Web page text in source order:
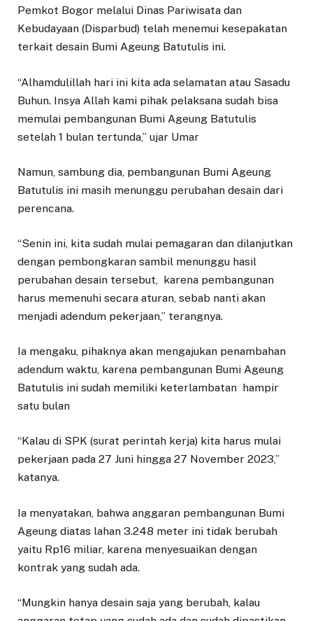
Pemkot Bogor melalui Dinas Pariwisata dan
Kebudayaan (Disparbud) telah menemui kesepakatan
terkait desain Bumi Ageung Batutulis ini.
“Alhamdulillah hari ini kita ada selamatan atau Sasadu
Buhun. Insya Allah kami pihak pelaksana sudah bisa
memulai pembangunan Bumi Ageung Batutulis
setelah 1 bulan tertunda,” ujar Umar
Namun, sambung dia, pembangunan Bumi Ageung
Batutulis ini masih menunggu perubahan desain dari
perencana.
“Senin ini, kita sudah mulai pemagaran dan dilanjutkan
dengan pembongkaran sambil menunggu hasil
perubahan desain tersebut, karena pembangunan
harus memenuhi secara aturan, sebab nanti akan
menjadi adendum pekerjaan,” terangnya.
Ia mengaku, pihaknya akan mengajukan penambahan
adendum waktu, karena pembangunan Bumi Ageung
Batutulis ini sudah memiliki keterlambatan hampir
satu bulan
“Kalau di SPK (surat perintah kerja) kita harus mulai
pekerjaan pada 27 Juni hingga 27 November 2023,”
katanya.
Ia menyatakan, bahwa anggaran pembangunan Bumi
Ageung diatas lahan 3.248 meter ini tidak berubah
yaitu Rp16 miliar, karena menyesuaikan dengan
kontrak yang sudah ada.
“Mungkin hanya desain saja yang berubah, kalau